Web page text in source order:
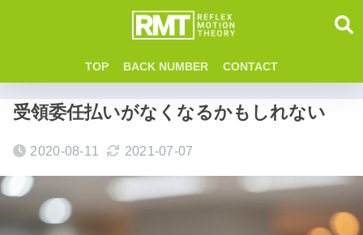
TOP BACK NUMBER CONTACT
受領委任払いがなくなるかもしれない
2020-08-11 2021-07-07